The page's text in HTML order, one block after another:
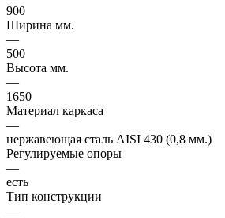
900
Ширина мм.
—
500
Высота мм.
—
1650
Материал каркаса
—
нержавеющая сталь AISI 430 (0,8 мм.)
Регулируемые опоры
—
есть
Тип конструкции
—